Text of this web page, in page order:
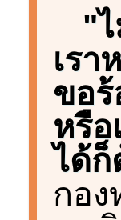
"
เรา
ขอร้
หรือ
ได้
กอ